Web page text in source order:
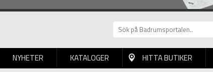
NYHETER KATALOGER HITTA BUTIKER